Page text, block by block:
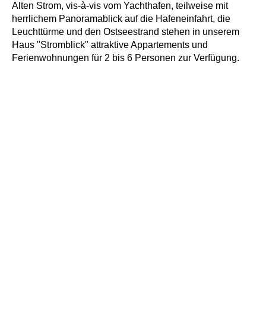
Alten Strom, vis-à-vis vom Yachthafen, teilweise mit
herrlichem Panoramablick auf die Hafeneinfahrt, die
Leuchttürme und den Ostseestrand stehen in unserem
Haus "Stromblick" attraktive Appartements und
Ferienwohnungen für 2 bis 6 Personen zur Verfügung.